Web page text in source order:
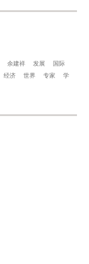
余建祥 发展
国际
经济 世界 专家
学